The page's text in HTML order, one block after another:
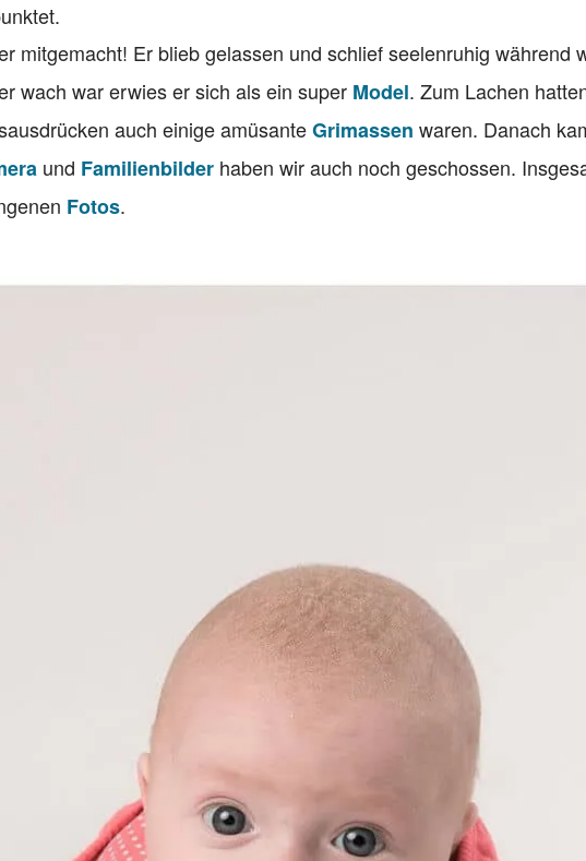
mitgemacht! Er blieb gelassen und schlief seelenruhig während
wach war erwies er sich als ein super Model. Zum Lachen
auch einige amüsanteGrimassen waren. Danach
und Familienbilder haben wir auch noch geschossen.
Fotos.